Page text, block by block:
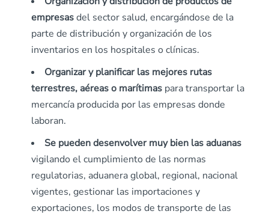
empresasdel sector salud, encargándose de la
parte de distribución y organización de los
inventarios en los hospitales o clínicas.
Organizar y planificar las mejores rutas
terrestres, aéreas o marítimas para transportar la
mercancía producida por las empresas donde
laboran.
Se pueden desenvolver muy bien las aduanas
vigilando el cumplimiento de las normas
regulatorias, aduanera global, regional, nacional
vigentes, gestionar las importaciones y
exportaciones, los modos de transporte de las